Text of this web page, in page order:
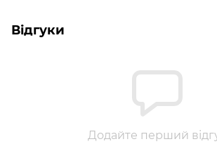
Відгуки
Додайте перший